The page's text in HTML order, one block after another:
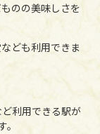
のの美味しさを
ども利用できま
利用できる駅が